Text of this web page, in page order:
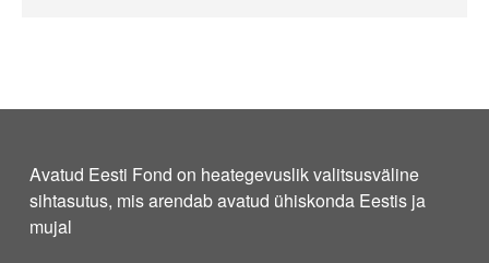
Avatud Eesti Fond on heategevuslik valitsusväline
sihtasutus, mis arendab avatud ühiskonda Eestis ja
mujal